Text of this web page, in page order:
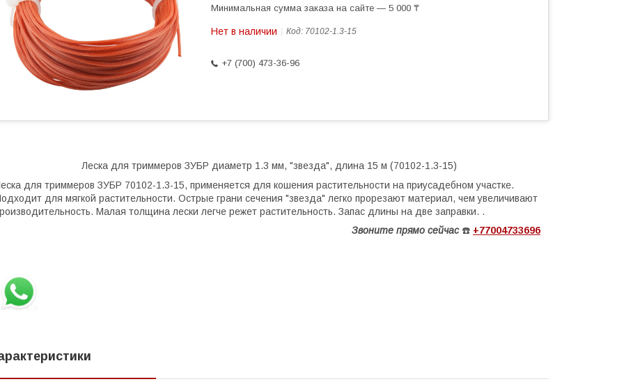
Минимальная сумма заказа на сайте — 5 000 ₸
Нет в наличии Код: 70102-1.3-15
+7 (700) 473-36-96
Леска для триммеров ЗУБР диаметр 1.3 мм, "звезда", длина 15 м (70102-1.3-15)
для триммеров ЗУБР 70102-1.3-15, применяется для кошения растительности на приусадебном участке.
для мягкой растительности. Острые грани сечения "звезда" легко прорезают материал, чем увеличивают
Малая толщина лески легче режет растительность. Запас длины на две заправки. .
Звоните прямо сейчас ☎️ +77004733696